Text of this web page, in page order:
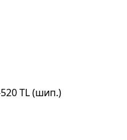
TL (шип.)